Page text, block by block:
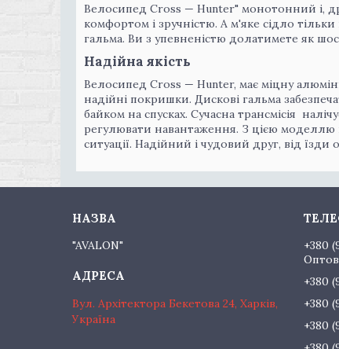
Велосипед Cross — Hunter" монотонний і,
комфортом і зручністю. А м'яке сідло тільки
гальма. Ви з упевненістю долатимете як
Надійна якість
Велосипед Cross — Hunter, має міцну
надійні покришки. Дискові гальма
байком на спусках. Сучасна трансмісія
регулювати навантаження. З цією моделлю
ситуації. Надійний і чудовий друг, від
"AVALON"
Вул. Архітектора Бекетова 24, Харків,
Україна
+380
+380
+380
+380